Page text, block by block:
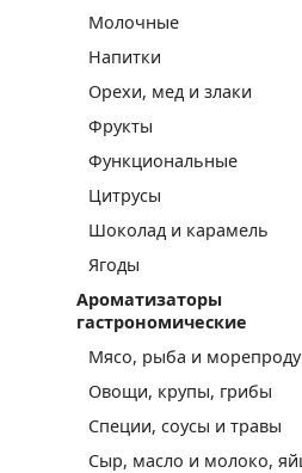
Молочные
Напитки
Орехи, мед и злаки
Фрукты
Функциональные
Цитрусы
Шоколад и карамель
Ягоды
Ароматизаторы
гастрономические
Мясо, рыба и
Овощи, крупы, грибы
Специи, соусы и травы
Сыр, масло и молоко,